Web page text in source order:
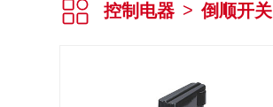
控制电器 > 倒顺开关